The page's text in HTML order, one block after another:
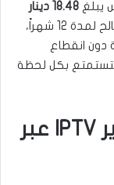
18.48 دينار
. هذا السعر يشمل كود تفعيل صالح لمدة 12 شهراً،
دون انقطاع
بكل لحظة
طريقة طلب اشتراك دار بلاير IPTV عبر